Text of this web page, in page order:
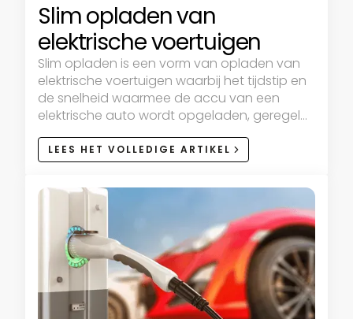
Slim opladen van
elektrische voertuigen
Slim opladen is een vorm van opladen van
elektrische voertuigen waarbij het tijdstip en
de snelheid waarmee de accu van een
elektrische auto wordt opgeladen, geregeld
kunnen worden.
LEES HET VOLLEDIGE ARTIKEL